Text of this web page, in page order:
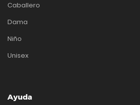
Caballero
Dama
Niño
Unisex
Ayuda